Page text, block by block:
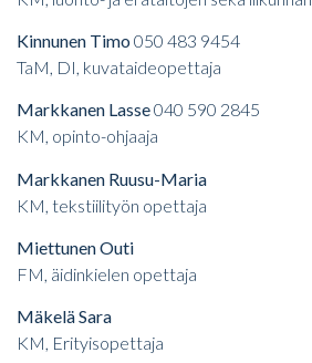
Kinnunen Timo 050 483 9454
TaM, DI, kuvataideopettaja
Markkanen Lasse040 590 2845
KM, opinto-ohjaaja
Markkanen Ruusu-Maria
KM, tekstiilityön opettaja
Miettunen Outi
FM, äidinkielen opettaja
Mäkelä Sara
KM, Erityisopettaja